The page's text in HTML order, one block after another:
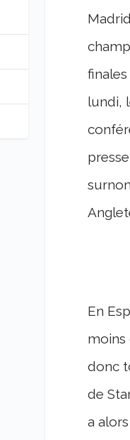
lundi,
En
moins
donc
de
a